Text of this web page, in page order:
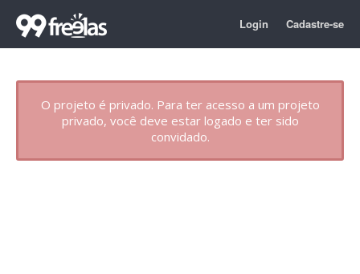
Login Cadastre-se
O projeto é privado. Para ter acesso a um projeto
privado, você deve estar logado e ter sido
convidado.